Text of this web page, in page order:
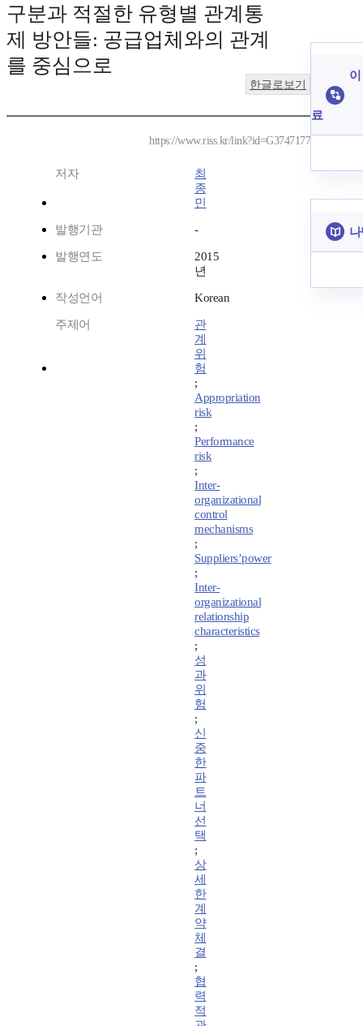
구분과 적절한 유형별 관계통
제 방안들: 공급업체와의 관계
를 중심으로
한글로보기
https://www.riss.kr/link?id=G3747177
저자
최
종
민
발행기관 -
발행연도
2015
년
작성언어 Korean
주제어
관
계
위
험
;
Appropriation
risk
;
Performance
risk
;
Inter-
organizational
control
mechanisms
;
Suppliers’power
;
Inter-
organizational
relationship
characteristics
;
성
과
위
험
;
신
중
한
파
트
너
선
택
;
상
세
한
계
약
체
결
;
협
력
적
이
료
나